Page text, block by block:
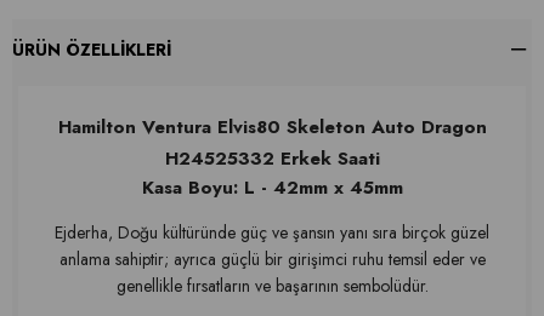
ÜRÜN ÖZELLIKLERI
Hamilton Ventura Elvis80 Skeleton Auto Dragon
H24525332 Erkek Saati
Kasa Boyu: L - 42mm x 45mm
Ejderha, Doğu kültüründe güç ve şansın yanı sıra birçok güzel
anlama sahiptir; ayrıca güçlü bir girişimci ruhu temsil eder ve
genellikle fırsatların ve başarının sembolüdür.